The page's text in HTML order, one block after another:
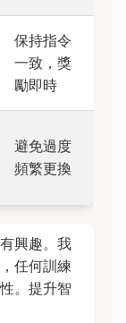
保持指令
一致，獎
勵即時
避免過度
頻繁更換
興趣。我
任何訓練
。提升智